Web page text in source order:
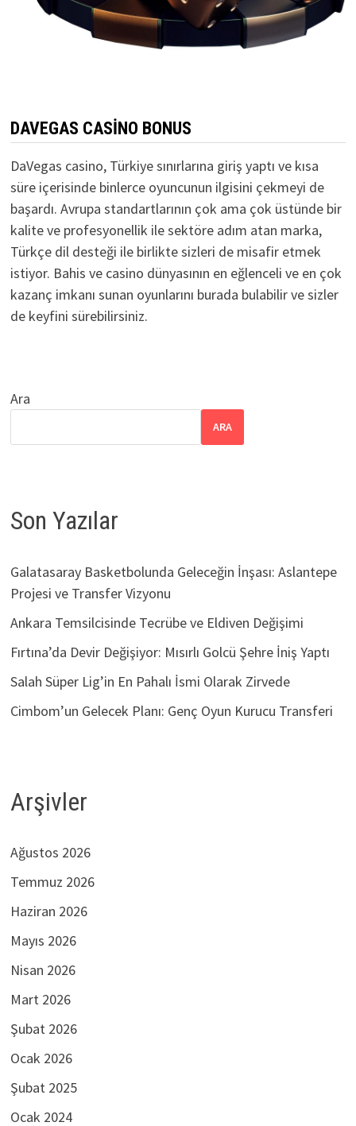
DAVEGAS CASINO BONUS
DaVegas casino, Türkiye sınırlarına giriş yaptı ve kısa
süre içerisinde binlerce oyuncunun ilgisini çekmeyi de
başardı. Avrupa standartlarının çok ama çok üstünde bir
kalite ve profesyonellik ile sektöre adım atan marka,
Türkçe dil desteği ile birlikte sizleri de misafir etmek
istiyor. Bahis ve casino dünyasının en eğlenceli ve en çok
kazanç imkanı sunan oyunlarını burada bulabilir ve sizler
de keyfini sürebilirsiniz.
Ara
ARA
Son Yazılar
Galatasaray Basketbolunda Geleceğin İnşası: Aslantepe
Projesi ve Transfer Vizyonu
Ankara Temsilcisinde Tecrübe ve Eldiven Değişimi
Fırtına’da Devir Değişiyor: Mısırlı Golcü Şehre İniş Yaptı
Salah Süper Lig’in En Pahalı İsmi Olarak Zirvede
Cimbom’un Gelecek Planı: Genç Oyun Kurucu Transferi
Arşivler
Ağustos 2026
Temmuz 2026
Haziran 2026
Mayıs 2026
Nisan 2026
Mart 2026
Şubat 2026
Ocak 2026
Şubat 2025
Ocak 2024